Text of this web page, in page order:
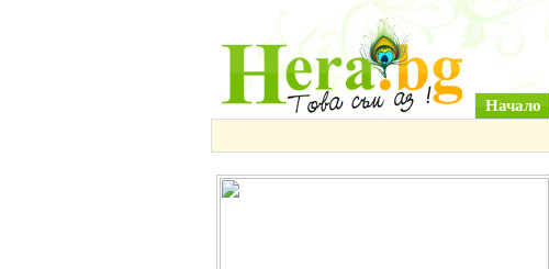
Начало